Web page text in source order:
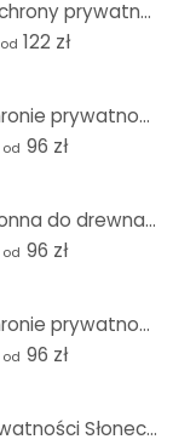
Folia do ochrony prywatności Prexus - Bielsza niż śnieg - Panorama
od 122 zł
Film o ochronie prywatności Splashing Paprika - Panorama
od 96 zł
Folia ochronna do drewna - Panorama
od 96 zł
Film o ochronie prywatności Pasta Italiano - Panorama
od 96 zł
Film o prywatności Słoneczne pole kukurydzy - Panorama